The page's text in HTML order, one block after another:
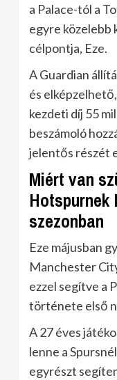
a Palace-tól a
egyre közelebb
célpontja, Eze.
A Guardian
és
kezdeti díj 55
beszámoló
jelentős részét
Miért van
Hotspurnek
szezonban
Eze májusban
Manchester
ezzel segítve a
története első
A 27 éves
lenne a
egyrészt